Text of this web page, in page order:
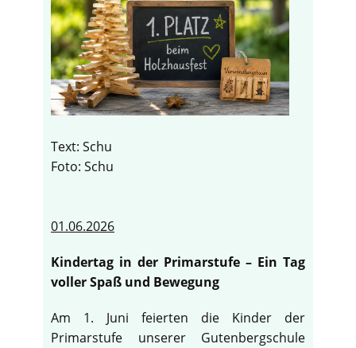
Text: Schu
Foto: Schu
01.06.2026
Kindertag in der Primarstufe – Ein Tag
voller Spaß und Bewegung
Am 1. Juni feierten die Kinder der
Primarstufe unserer Gutenbergschule